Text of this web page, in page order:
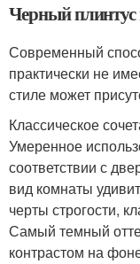
Черный плинтус
Современный
практически не
стиле может
Классическое
Умеренное
соответствии с
вид комнаты
черты строгости,
Самый темный
контрастом на